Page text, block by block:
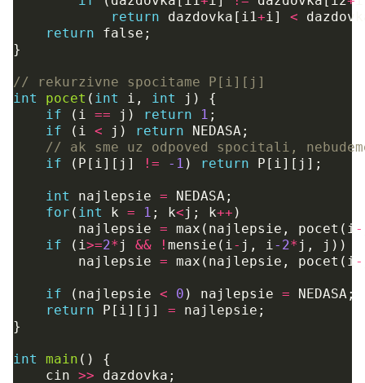
return
dazdovka [ i1+i] <
return
false ;
}
// rekurzivne spocitame P[i][j]
int
pocet ( int i , int j )
{
if
( i == j ) return 1 ;
if
( i < j ) return NEDASA;
// ak sme uz odpoved spocitali,
if
( P [ i][ j ] != -1 ) return P [ i][ j ];
int najlepsie = NEDASA;
for ( int k = 1 ; k<j ; k++ )
najlepsie = max ( najlepsie , pocet ( i -
if
( i>=2*j && ! mensie ( i- j , i-2*j , j ))
najlepsie = max ( najlepsie , pocet ( i -
if ( najlepsie < 0 ) najlepsie = NEDASA;
return
P [ i][ j ] = najlepsie ;
}
int main ()
{
cin >> dazdovka ;